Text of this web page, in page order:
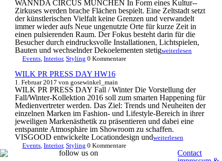
WANNDA CIRCUS MÜNCHEN In Form eines Kultur-­
Zirkuses werden brache Flächen bespielt. Eine Zeltstadt setzt
der künstlerischen Vielfalt keine Grenzen und verwandelt
immer wieder aufs Neue ungenutzte Orte für kurze Zeit in
einen pulsierenden Raum. Der Fokus besteht darin für die
Besucher durch eindrucksvolle Installationen, Lichtspielen,
Bauten und wechselnder Dekoelementen stetigweiterlesen
Events, Interior, Styling 0 Kommentare
WILK PR PRESS DAY HW16
1. Februar 2017 von gosewinkel_main
WILK PR PRESS DAY Fall / Winter Die Vorstellung der
Fall/Winter-Kollektion 2016 soll zum smarten Happening für
Medienvertreter werden. Das Ziel: Trends und Neuheiten der
einzelnen Marken im Fashion- und Lifestyle-Bereich in ihrer
jeweiligen Markenästhetik zu präsentieren und dabei eine
entspannte Atmosphäre im Showroom zu schaffen.
VISGOOD entwickelte Locationdesign undweiterlesen
Events, Interior, Styling 0 Kommentare
follow us on
Contact